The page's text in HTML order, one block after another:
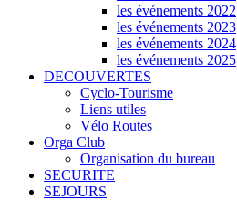
les événements 2022
les événements 2023
les événements 2024
les événements 2025
DECOUVERTES
Cyclo-Tourisme
Liens utiles
Vélo Routes
Orga Club
Organisation du bureau
SECURITE
SEJOURS